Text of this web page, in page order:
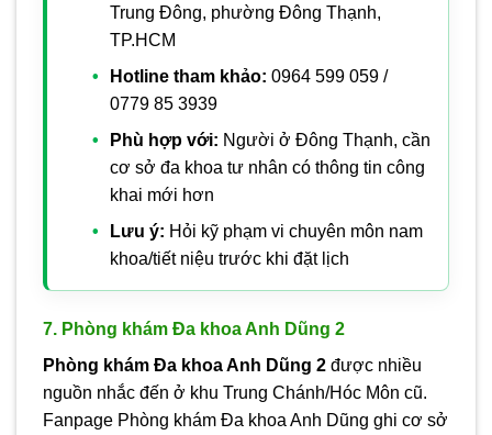
Trung Đông, phường Đông Thạnh,
TP.HCM
Hotline tham khảo: 0964 599 059 /
0779 85 3939
Phù hợp với: Người ở Đông Thạnh, cần
cơ sở đa khoa tư nhân có thông tin công
khai mới hơn
Lưu ý: Hỏi kỹ phạm vi chuyên môn nam
khoa/tiết niệu trước khi đặt lịch
7. Phòng khám Đa khoa Anh Dũng 2
Phòng khám Đa khoa Anh Dũng 2 được nhiều
nguồn nhắc đến ở khu Trung Chánh/Hóc Môn cũ.
Fanpage Phòng khám Đa khoa Anh Dũng ghi cơ sở